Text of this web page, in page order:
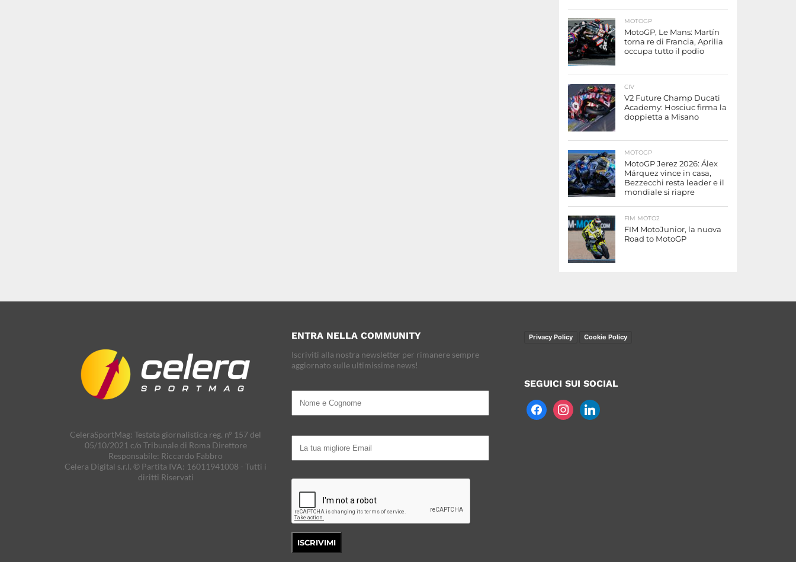
MOTOGP
MotoGP, Le Mans: Martín
torna re di Francia, Aprilia
occupa tutto il podio
CIV
V2 Future Champ Ducati
Academy: Hosciuc firma la
doppietta a Misano
MOTOGP
MotoGP Jerez 2026: Álex
Márquez vince in casa,
Bezzecchi resta leader e il
mondiale si riapre
FIM MOTO2
FIM MotoJunior, la nuova
Road to MotoGP
CeleraSportMag: Testata giornalistica reg. n° 157 del
05/10/2021 c/o Tribunale di Roma Direttore
Responsabile: Riccardo Fabbro
Celera Digital s.r.l. © Partita IVA: 16011941008 - Tutti i
diritti Riservati
ENTRA NELLA COMMUNITY
Iscriviti alla nostra newsletter per rimanere sempre
aggiornato sulle ultimissime news!
ISCRIVIMI
Privacy Policy Cookie Policy
SEGUICI SUI SOCIAL